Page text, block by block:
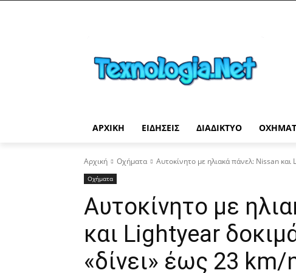
ΑΡΧΙΚΉ ΕΙΔΉΣΕΙΣ ΔΙΑΔΊΚΤΥΟ
Αρχική Οχήματα Αυτοκίνητο με ηλιακά πάνελ: Nissan
Οχήματα
Αυτοκίνητο με
και Lightyear
«δίνει» έως 23